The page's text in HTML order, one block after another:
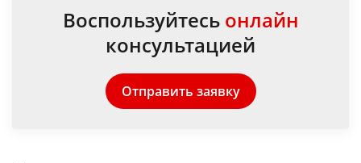
Воспользуйтесь онлайн
консультацией
Отправить заявку